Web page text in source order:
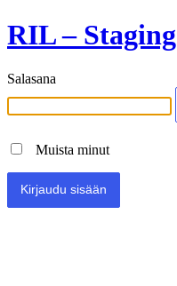
RIL – Staging
Salasana
Muista minut